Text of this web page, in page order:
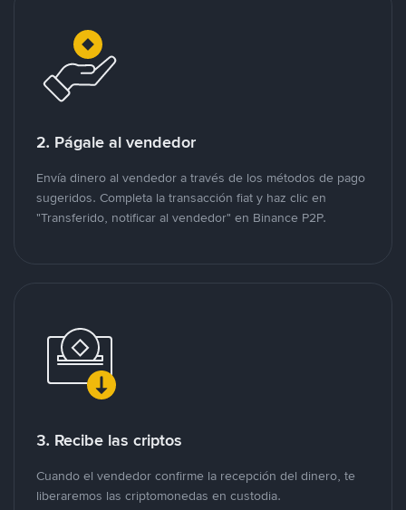
2. Págale al vendedor
Envía dinero al vendedor a través de los métodos de pago
sugeridos. Completa la transacción fiat y haz clic en
"Transferido, notificar al vendedor" en Binance P2P.
3. Recibe las criptos
Cuando el vendedor confirme la recepción del dinero, te
liberaremos las criptomonedas en custodia.